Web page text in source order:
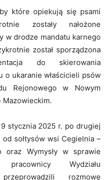
które opiekują się psami
zostały nałożone
w drodze mandatu karnego
został sporządzona
do skierowania
o ukaranie właścicieli psów
Rejonowego w Nowym
Mazowieckim.
stycznia 2025 r. po drugiej
od sołtysów wsi Cegielnia –
oraz Wymysły w sprawie
Wydziału
rozmowę